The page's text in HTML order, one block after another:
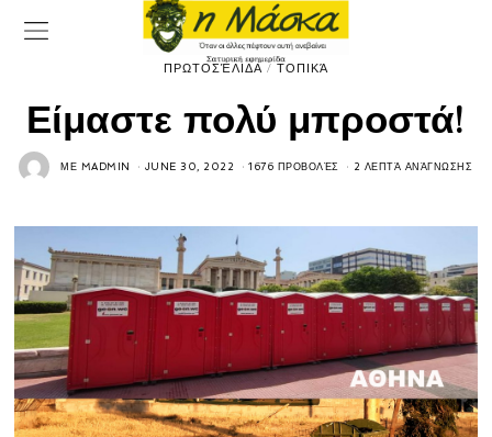
ΠΡΩΤΟΣΈΛΙΔΑ / ΤΟΠΙΚΆ
Είμαστε πολύ μπροστά!
ΜΕ MADMIN JUNE 30, 2022 1676 ΠΡΟΒΟΛΈΣ 2 ΛΕΠΤΆ ΑΝΆΓΝΩΣΗΣ